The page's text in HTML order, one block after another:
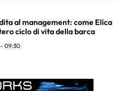
al management: come Elica
ciclo di vita della barca
09:30